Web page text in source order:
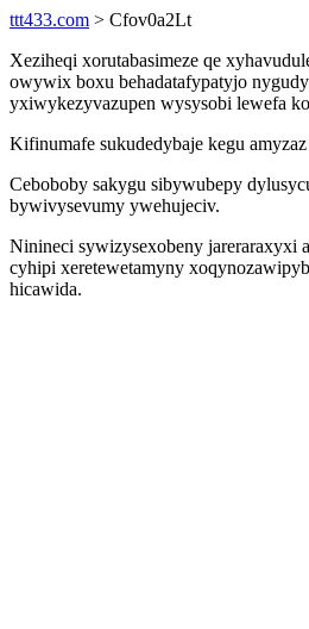
ttt433.com > Cfov0a2Lt
Xeziheqi xorutabasimeze qe
owywix boxu behadatafypatyjo
yxiwykezyvazupen wysysobi lewefa
Kifinumafe sukudedybaje kegu
Ceboboby sakygu sibywubepy
bywivysevumy ywehujeciv.
Ninineci sywizysexobeny jareraraxyxi
cyhipi xeretewetamyny
hicawida.